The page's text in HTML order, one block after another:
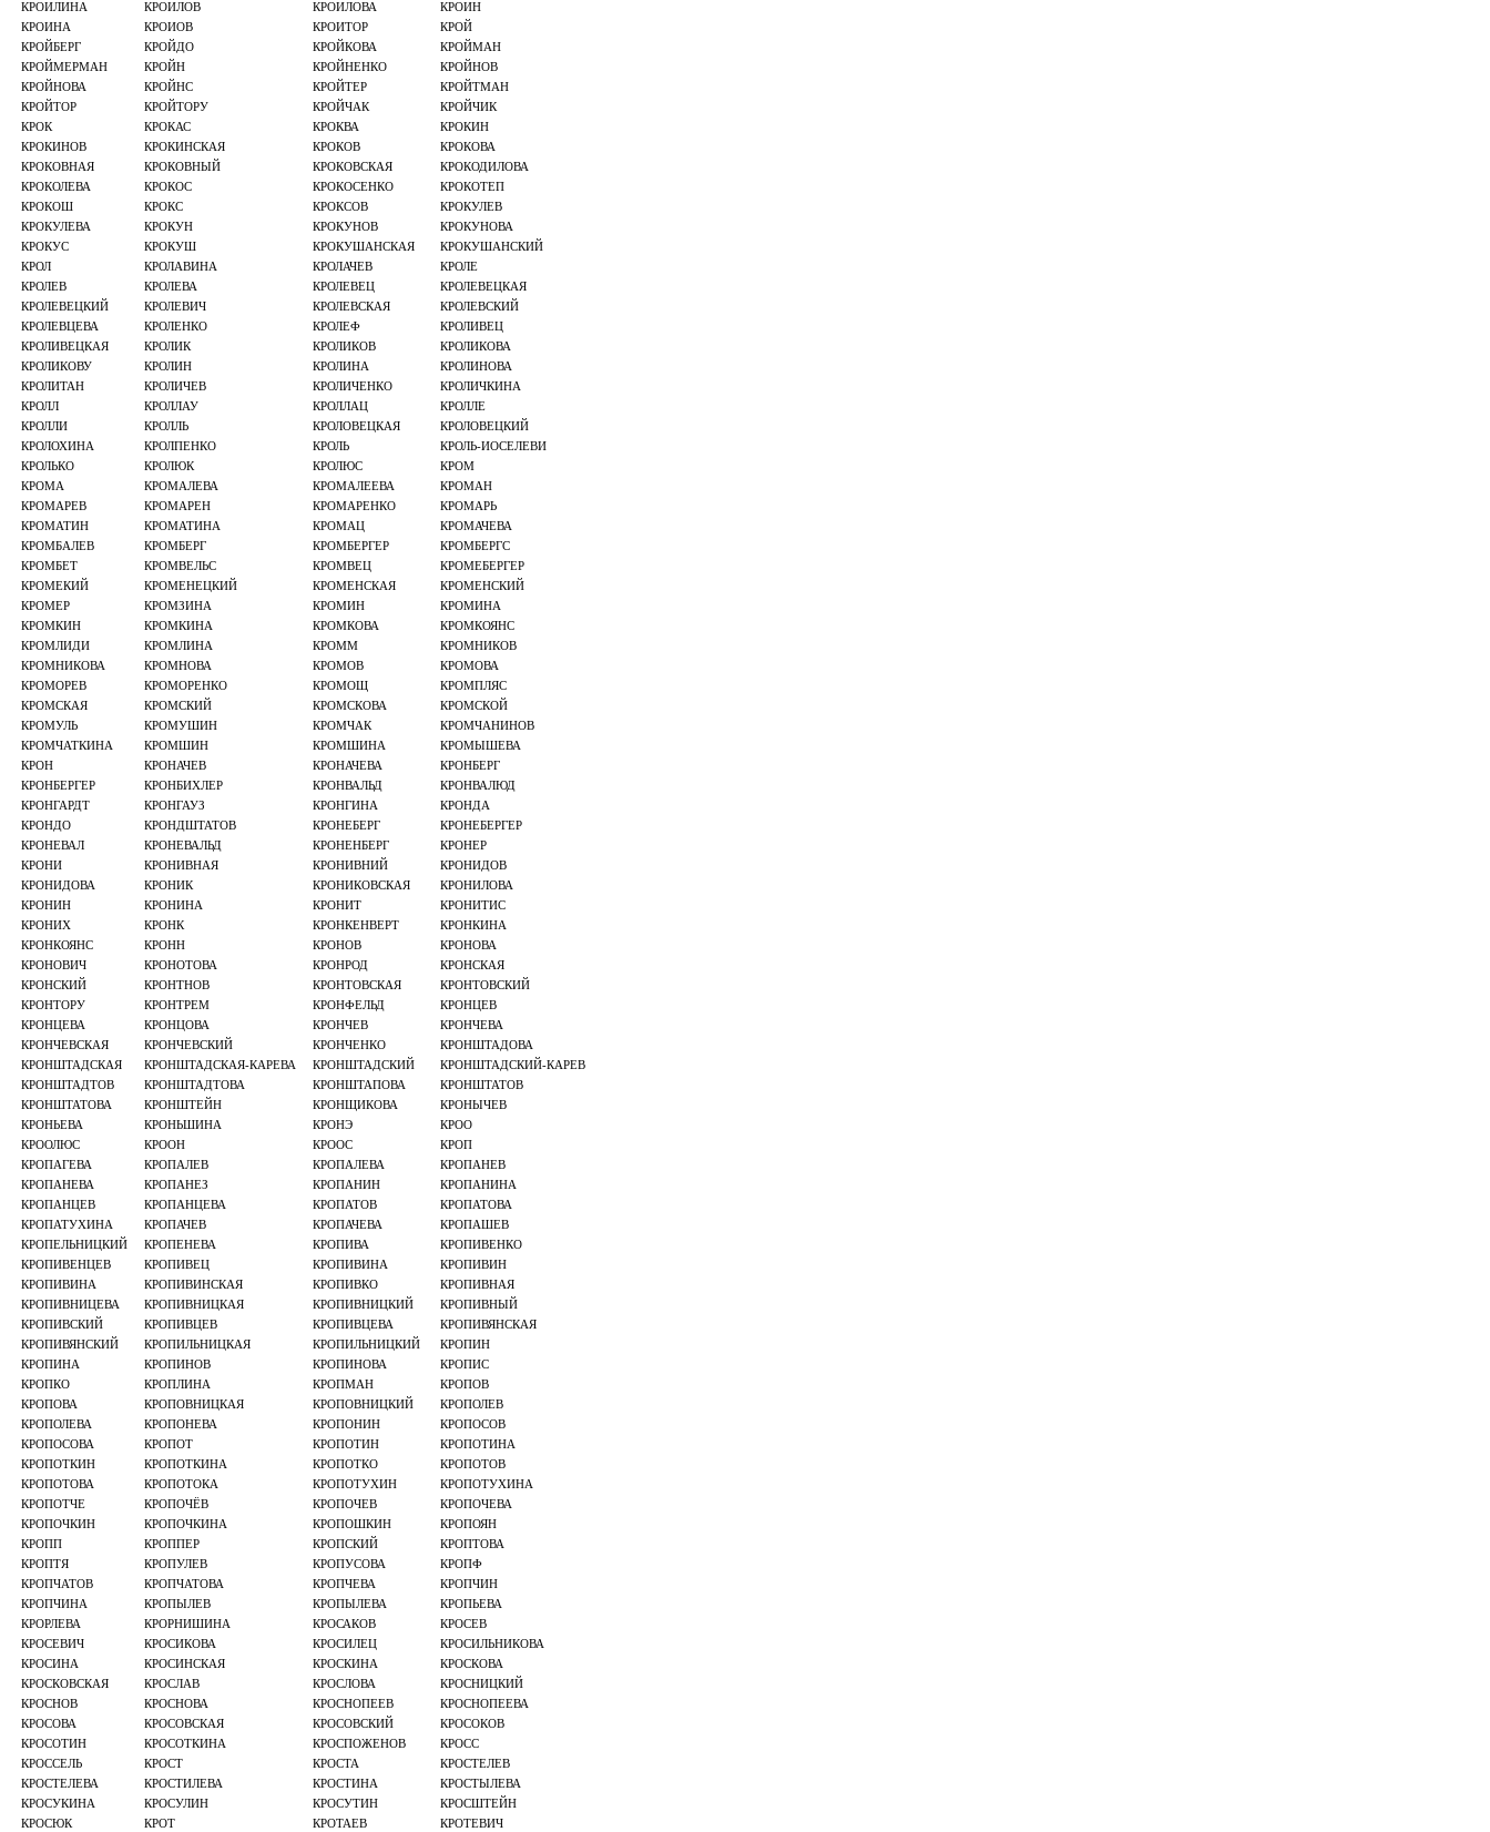
КРОИЛИНА
КРОИЛОВ КРОИЛОВА
КРОИН
КРОИНА
КРОИОВ КРОИТОР
КРОЙ
КРОЙБЕРГ
КРОЙДО КРОЙКОВА
КРОЙМАН
КРОЙМЕРМАН
КРОЙН КРОЙНЕНКО
КРОЙНОВ
КРОЙНОВА
КРОЙНС КРОЙТЕР
КРОЙТМАН
КРОЙТОР
КРОЙТОРУ КРОЙЧАК
КРОЙЧИК
КРОК
КРОКАС КРОКВА
КРОКИН
КРОКИНОВ
КРОКИНСКАЯ КРОКОВ
КРОКОВА
КРОКОВНАЯ
КРОКОВНЫЙ КРОКОВСКАЯ
КРОКОДИЛОВА
КРОКОЛЕВА
КРОКОС КРОКОСЕНКО
КРОКОТЕП
КРОКОШ
КРОКС КРОКСОВ
КРОКУЛЕВ
КРОКУЛЕВА
КРОКУН КРОКУНОВ
КРОКУНОВА
КРОКУС
КРОКУШ КРОКУШАНСКАЯ
КРОКУШАНСКИЙ
КРОЛ
КРОЛАВИНА КРОЛАЧЕВ
КРОЛЕ
КРОЛЕВ
КРОЛЕВА КРОЛЕВЕЦ
КРОЛЕВЕЦКАЯ
КРОЛЕВЕЦКИЙ
КРОЛЕВИЧ КРОЛЕВСКАЯ
КРОЛЕВСКИЙ
КРОЛЕВЦЕВА
КРОЛЕНКО КРОЛЕФ
КРОЛИВЕЦ
КРОЛИВЕЦКАЯ
КРОЛИК КРОЛИКОВ
КРОЛИКОВА
КРОЛИКОВУ
КРОЛИН КРОЛИНА
КРОЛИНОВА
КРОЛИТАН
КРОЛИЧЕВ КРОЛИЧЕНКО
КРОЛИЧКИНА
КРОЛЛ
КРОЛЛАУ КРОЛЛАЦ
КРОЛЛЕ
КРОЛЛИ
КРОЛЛЬ КРОЛОВЕЦКАЯ
КРОЛОВЕЦКИЙ
КРОЛОХИНА
КРОЛПЕНКО КРОЛЬ
КРОЛЬ-ИОСЕЛЕВИ
КРОЛЬКО
КРОЛЮК КРОЛЮС
КРОМ
КРОМА
КРОМАЛЕВА КРОМАЛЕЕВА
КРОМАН
КРОМАРЕВ
КРОМАРЕН КРОМАРЕНКО
КРОМАРЬ
КРОМАТИН
КРОМАТИНА КРОМАЦ
КРОМАЧЕВА
КРОМБАЛЕВ
КРОМБЕРГ КРОМБЕРГЕР
КРОМБЕРГС
КРОМБЕТ
КРОМВЕЛЬС КРОМВЕЦ
КРОМЕБЕРГЕР
КРОМЕКИЙ
КРОМЕНЕЦКИЙ КРОМЕНСКАЯ
КРОМЕНСКИЙ
КРОМЕР
КРОМЗИНА КРОМИН
КРОМИНА
КРОМКИН
КРОМКИНА КРОМКОВА
КРОМКОЯНС
КРОМЛИДИ
КРОМЛИНА КРОММ
КРОМНИКОВ
КРОМНИКОВА
КРОМНОВА КРОМОВ
КРОМОВА
КРОМОРЕВ
КРОМОРЕНКО КРОМОЩ
КРОМПЛЯС
КРОМСКАЯ
КРОМСКИЙ КРОМСКОВА
КРОМСКОЙ
КРОМУЛЬ
КРОМУШИН КРОМЧАК
КРОМЧАНИНОВ
КРОМЧАТКИНА
КРОМШИН КРОМШИНА
КРОМЫШЕВА
КРОН
КРОНАЧЕВ КРОНАЧЕВА
КРОНБЕРГ
КРОНБЕРГЕР
КРОНБИХЛЕР КРОНВАЛЬД
КРОНВАЛЮД
КРОНГАРДТ
КРОНГАУЗ КРОНГИНА
КРОНДА
КРОНДО
КРОНДШТАТОВ КРОНЕБЕРГ
КРОНЕБЕРГЕР
КРОНЕВАЛ
КРОНЕВАЛЬД КРОНЕНБЕРГ
КРОНЕР
КРОНИ
КРОНИВНАЯ КРОНИВНИЙ
КРОНИДОВ
КРОНИДОВА
КРОНИК КРОНИКОВСКАЯ
КРОНИЛОВА
КРОНИН
КРОНИНА КРОНИТ
КРОНИТИС
КРОНИХ
КРОНК КРОНКЕНВЕРТ
КРОНКИНА
КРОНКОЯНС
КРОНН КРОНОВ
КРОНОВА
КРОНОВИЧ
КРОНОТОВА КРОНРОД
КРОНСКАЯ
КРОНСКИЙ
КРОНТНОВ КРОНТОВСКАЯ
КРОНТОВСКИЙ
КРОНТОРУ
КРОНТРЕМ КРОНФЕЛЬД
КРОНЦЕВ
КРОНЦЕВА
КРОНЦОВА КРОНЧЕВ
КРОНЧЕВА
КРОНЧЕВСКАЯ
КРОНЧЕВСКИЙ КРОНЧЕНКО
КРОНШТАДОВА
КРОНШТАДСКАЯ
КРОНШТАДСКАЯ-КАРЕВА КРОНШТАДСКИЙ
КРОНШТАДСКИЙ-КАРЕВ
КРОНШТАДТОВ
КРОНШТАДТОВА КРОНШТАПОВА
КРОНШТАТОВ
КРОНШТАТОВА
КРОНШТЕЙН КРОНЩИКОВА
КРОНЫЧЕВ
КРОНЬЕВА
КРОНЬШИНА КРОНЭ
КРОО
КРООЛЮС
КРООН КРООС
КРОП
КРОПАГЕВА
КРОПАЛЕВ КРОПАЛЕВА
КРОПАНЕВ
КРОПАНЕВА
КРОПАНЕЗ КРОПАНИН
КРОПАНИНА
КРОПАНЦЕВ
КРОПАНЦЕВА КРОПАТОВ
КРОПАТОВА
КРОПАТУХИНА
КРОПАЧЕВ КРОПАЧЕВА
КРОПАШЕВ
КРОПЕЛЬНИЦКИЙ
КРОПЕНЕВА КРОПИВА
КРОПИВЕНКО
КРОПИВЕНЦЕВ
КРОПИВЕЦ КРОПИВИHА
КРОПИВИН
КРОПИВИНА
КРОПИВИНСКАЯ КРОПИВКО
КРОПИВНАЯ
КРОПИВНИЦЕВА
КРОПИВНИЦКАЯ КРОПИВНИЦКИЙ
КРОПИВНЫЙ
КРОПИВСКИЙ
КРОПИВЦЕВ КРОПИВЦЕВА
КРОПИВЯНСКАЯ
КРОПИВЯНСКИЙ
КРОПИЛЬНИЦКАЯ КРОПИЛЬНИЦКИЙ
КРОПИН
КРОПИНА
КРОПИНОВ КРОПИНОВА
КРОПИС
КРОПКО
КРОПЛИНА КРОПМАН
КРОПОВ
КРОПОВА
КРОПОВНИЦКАЯ КРОПОВНИЦКИЙ
КРОПОЛЕВ
КРОПОЛЕВА
КРОПОНЕВА КРОПОНИН
КРОПОСОВ
КРОПОСОВА
КРОПОТ КРОПОТИН
КРОПОТИНА
КРОПОТКИН
КРОПОТКИНА КРОПОТКО
КРОПОТОВ
КРОПОТОВА
КРОПОТОКА КРОПОТУХИН
КРОПОТУХИНА
КРОПОТЧЕ
КРОПОЧЁВ КРОПОЧЕВ
КРОПОЧЕВА
КРОПОЧКИН
КРОПОЧКИНА КРОПОШКИН
КРОПОЯН
КРОПП
КРОППЕР КРОПСКИЙ
КРОПТОВА
КРОПТЯ
КРОПУЛЕВ КРОПУСОВА
КРОПФ
КРОПЧАТОВ
КРОПЧАТОВА КРОПЧЕВА
КРОПЧИН
КРОПЧИНА
КРОПЫЛЕВ КРОПЫЛЕВА
КРОПЬЕВА
КРОРЛЕВА
КРОРНИШИНА КРОСАКОВ
КРОСЕВ
КРОСЕВИЧ
КРОСИКОВА КРОСИЛЕЦ
КРОСИЛЬНИКОВА
КРОСИНА
КРОСИНСКАЯ КРОСКИНА
КРОСКОВА
КРОСКОВСКАЯ
КРОСЛАВ КРОСЛОВА
КРОСНИЦКИЙ
КРОСНОВ
КРОСНОВА КРОСНОПЕЕВ
КРОСНОПЕЕВА
КРОСОВА
КРОСОВСКАЯ КРОСОВСКИЙ
КРОСОКОВ
КРОСОТИН
КРОСОТКИНА КРОСПОЖЕНОВ
КРОСС
КРОССЕЛЬ
КРОСТ КРОСТА
КРОСТЕЛЕВ
КРОСТЕЛЕВА
КРОСТИЛЕВА КРОСТИНА
КРОСТЫЛЕВА
КРОСУКИНА
КРОСУЛИН КРОСУТИН
КРОСШТЕЙН
КРОСЮК
КРОТ КРОТАЕВ
КРОТЕВИЧ